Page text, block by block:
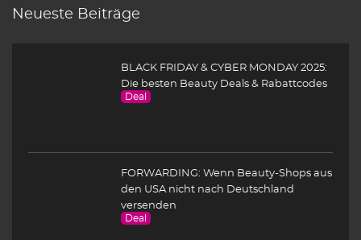
Neueste Beiträge
BLACK FRIDAY & CYBER MONDAY 2025:
Die besten Beauty Deals & Rabattcodes
Deal
FORWARDING: Wenn Beauty-Shops aus
den USA nicht nach Deutschland
versenden
Deal